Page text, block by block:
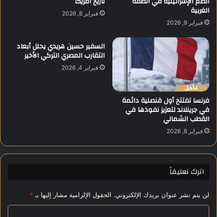
ح
ت
ا
ل
ي
ة
ك
ب
ر
ى
ب
ح
ر
ر
ئ
س
ا
ل
أ
م
ر
ي
ك
ي
د
ت
الغربية
فبراير 9, 2026
فبراير 8, 2026
فرنسا تفتتح أول قنصلية دائمة
في جرينلاند لتعزيز نفوذها في
القطب الشمالي
فبراير 8, 2026
السفير حسين هريدي يحلل أبعاد
التقارب المصري التركي الأخير
فبراير 4, 2026
اترك تعليقاً
لن يتم نشر عنوان بريدك الإلكتروني. الحقول الإلزامية مشار إليها بـ *